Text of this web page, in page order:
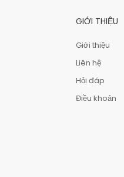
GIỚI THIỆU
Giới thiệu
Liên hệ
Hỏi đáp
Điều khoản